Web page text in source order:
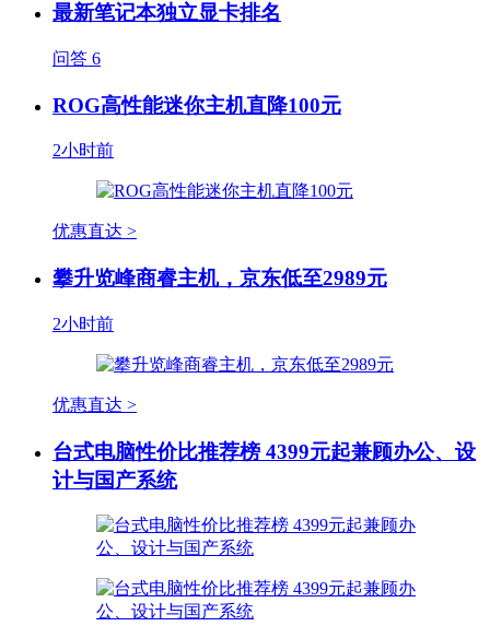
最新笔记本独立显卡排名
问答 6
ROG高性能迷你主机直降100元
2小时前
优惠直达 >
攀升览峰商睿主机，京东低至2989元
2小时前
优惠直达 >
台式电脑性价比推荐榜 4399元起兼顾办公、设
计与国产系统